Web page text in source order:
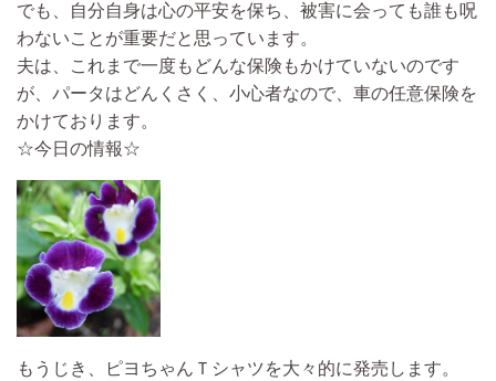
でも、自分自身は心の平安を保ち、被害に会っても誰も呪
わないことが重要だと思っています。
夫は、これまで一度もどんな保険もかけていないのです
が、パータはどんくさく、小心者なので、車の任意保険を
かけております。
☆今日の情報☆
もうじき、ピヨちゃんＴシャツを大々的に発売します。